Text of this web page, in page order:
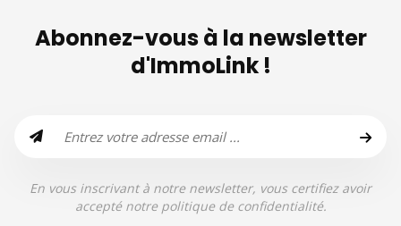
Abonnez-vous à la newsletter
d'ImmoLink !
En vous inscrivant à notre newsletter, vous certifiez avoir
accepté notre politique de confidentialité.